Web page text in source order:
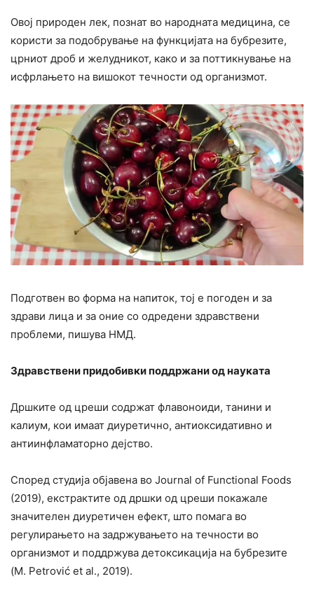
Овој природен лек, познат во народната медицина, се
користи за подобрување на функцијата на бубрезите,
црниот дроб и желудникот, како и за поттикнување на
исфрлањето на вишокот течности од организмот.
Подготвен во форма на напиток, тој е погоден и за
здрави лица и за оние со одредени здравствени
проблеми, пишува НМД.
Здравствени придобивки поддржани од науката
Дршките од цреши содржат флавоноиди, танини и
калиум, кои имаат диуретично, антиоксидативно и
антиинфламаторно дејство.
Според студија објавена во Journal of Functional Foods
(2019), екстрактите од дршки од цреши покажале
значителен диуретичен ефект, што помага во
регулирањето на задржувањето на течности во
организмот и поддржува детоксикација на бубрезите
(M. Petrović et al., 2019).